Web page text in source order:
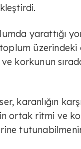
yarattığı
üzerindeki
korkunun
karanlığın
ortak ritmi ve